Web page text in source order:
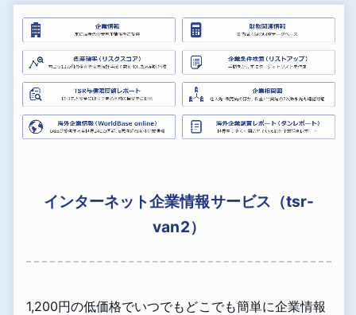
インターネット企業情報サービス（tsr-
van2）
1,200円の低価格でいつでもどこでも簡単に企業情報